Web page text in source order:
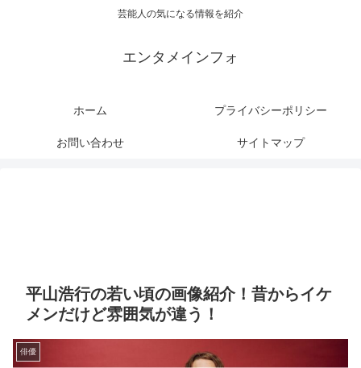
芸能人の気になる情報を紹介
エンタメインフォ
ホーム プライバシーポリシー
お問い合わせ サイトマップ
平山浩行の若い頃の画像紹介！昔からイケ
メンだけど雰囲気が違う！
俳優